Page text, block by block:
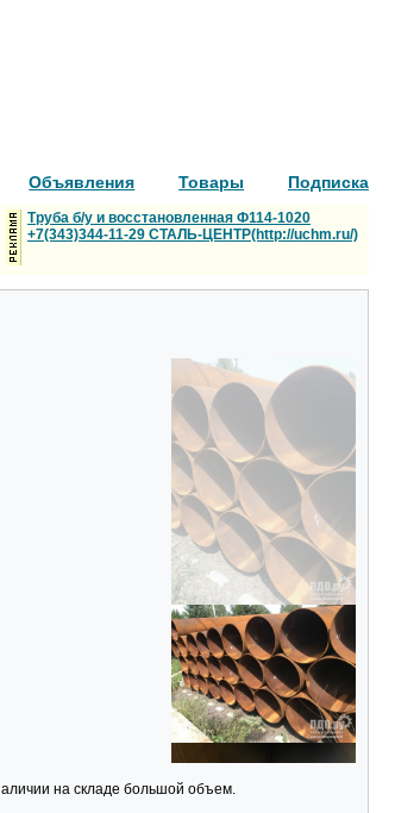
Объявления Товары Подписка
Труба б/у и восстановленная Ф114-1020
+7(343)344-11-29 СТАЛЬ-ЦЕНТР(http://uchm.ru/)
на складе большой объем.